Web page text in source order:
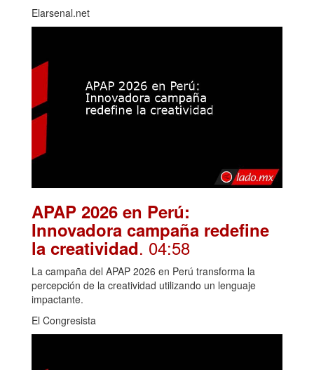
Elarsenal.net
APAP 2026 en Perú:
Innovadora campaña redefine
la creatividad. 04:58
La campaña del APAP 2026 en Perú transforma la
percepción de la creatividad utilizando un lenguaje
impactante.
El Congresista